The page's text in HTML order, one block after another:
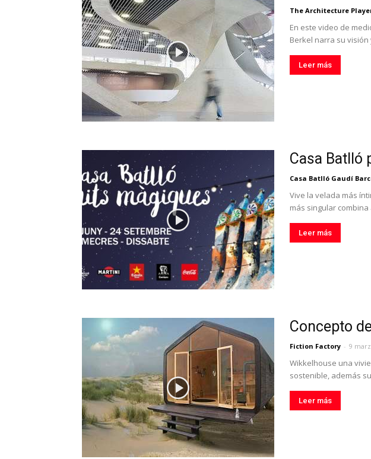
The Architecture
En este video de
Berkel narra su
Leer más
Casa Batlló
Casa Batlló Gaudí
Vive la velada más
más singular
Leer más
Concepto
Fiction Factory - 9
Wikkelhouse una
sostenible, además
Leer más